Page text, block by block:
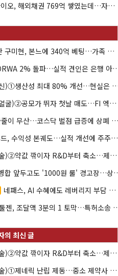
엘앤케이바이오, 해외채권 769억 쌓였는데…자회사 4곳 자본잠식
아워홈 떠난 구미현, 본느에 340억 베팅…가족 지배체제 구축
JB금융 RORWA 2% 돌파…실
(AI 보험혁신)①생산성 최대 80%
(락업의 두얼굴)②공모가 뛰자 첫날 매도…FI 엑시트 전략 갈렸다
유증·CB 줄줄이 무산…코스닥 벌점 급증에 상폐 압박
현대그린푸드, 수익성 본궤도…실적 개선에 주주환원까지
(약가 대수술)②약값 깎이자 R&D부터 축소…제약업계 비상경영 돌입
대교, 액면병합 앞두고
네패스, AI 수혜에도 레버리지 부담 여전
젠, 조달액 3분의 1 토막…특허소송 비용부터 챙긴다
(약가 대수술)②약값 깎이자 R&D부터 축소…제약업계 비상경영 돌입
(약가 대수술)①제네릭 난립 제동…중소 제약사 수익성 비상